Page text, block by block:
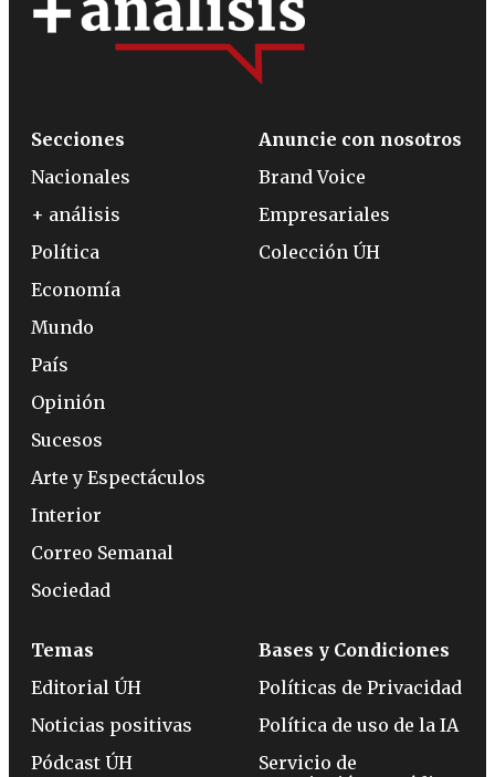
Secciones
Nacionales
+ análisis
Política
Economía
Mundo
País
Opinión
Sucesos
Arte y Espectáculos
Interior
Correo Semanal
Sociedad
Anuncie con nosotros
Brand Voice
Empresariales
Colección ÚH
Temas
Editorial ÚH
Noticias positivas
Pódcast ÚH
Bases y Condiciones
Políticas de Privacidad
Política de uso de la IA
Servicio de